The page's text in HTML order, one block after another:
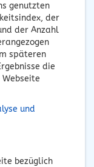
genutzten
der
der Anzahl
späteren
die
und
bezüglich